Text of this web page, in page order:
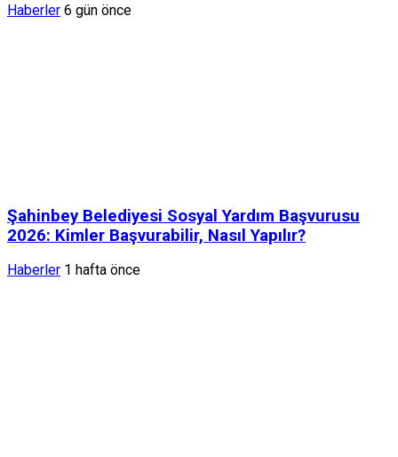
Haberler 6 gün önce
Şahinbey Belediyesi Sosyal Yardım Başvurusu
2026: Kimler Başvurabilir, Nasıl Yapılır?
Haberler 1 hafta önce